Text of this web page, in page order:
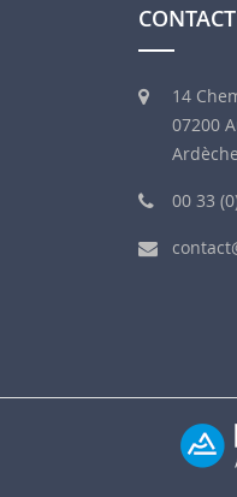
CONTACT
14
07200
00 33